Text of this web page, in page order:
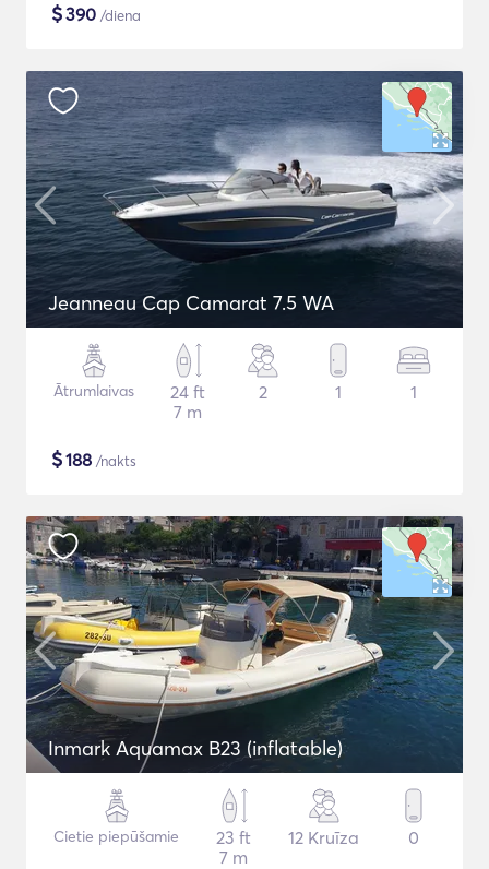
$390 /diena
Jeanneau Cap Camarat 7.5 WA
Ātrumlaivas
24 ft
7 m
2 1 1
$188 /nakts
Inmark Aquamax B23 (inflatable)
Cietie piepūšamie
23 ft
7 m
12 Kruīza 0